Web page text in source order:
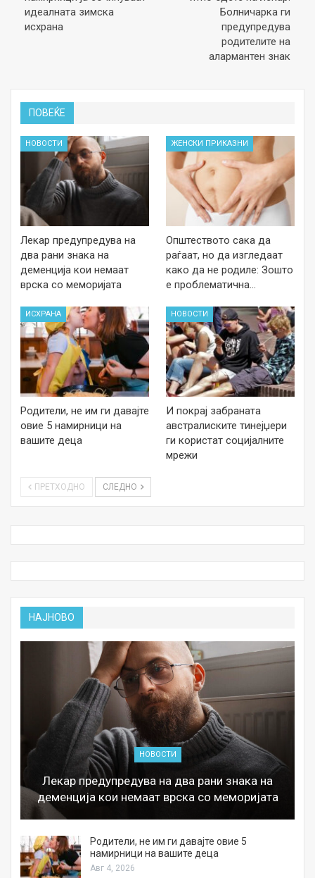
идеалната зимска
исхрана
Болничарка ги
предупредува
родителите на
алармантен знак
ПОВЕЌЕ
НОВОСТИ
Лекар предупредува на
два рани знака на
деменција кои немаат
врска со меморијата
ЖЕНСКИ ПРИКАЗНИ
Општеството сака да
раѓаат, но да изгледаат
како да не родиле: Зошто
е проблематична…
ИСХРАНА
Родители, не им ги давајте
овие 5 намирници на
вашите деца
НОВОСТИ
И покрај забраната
австралиските тинејџери
ги користат социјалните
мрежи
ПРЕТХОДНО СЛЕДНО
НАЈНОВО
НОВОСТИ
Лекар предупредува на два рани знака на
деменција кои немаат врска со меморијата
Родители, не им ги давајте овие 5
намирници на вашите деца
Авг 4, 2026